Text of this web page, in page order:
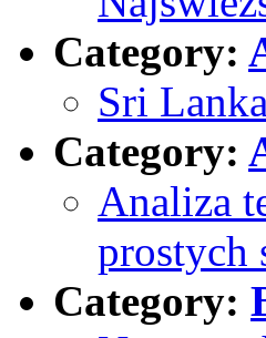
Category:
Sri
Category:
Analiza
prostych
Category: